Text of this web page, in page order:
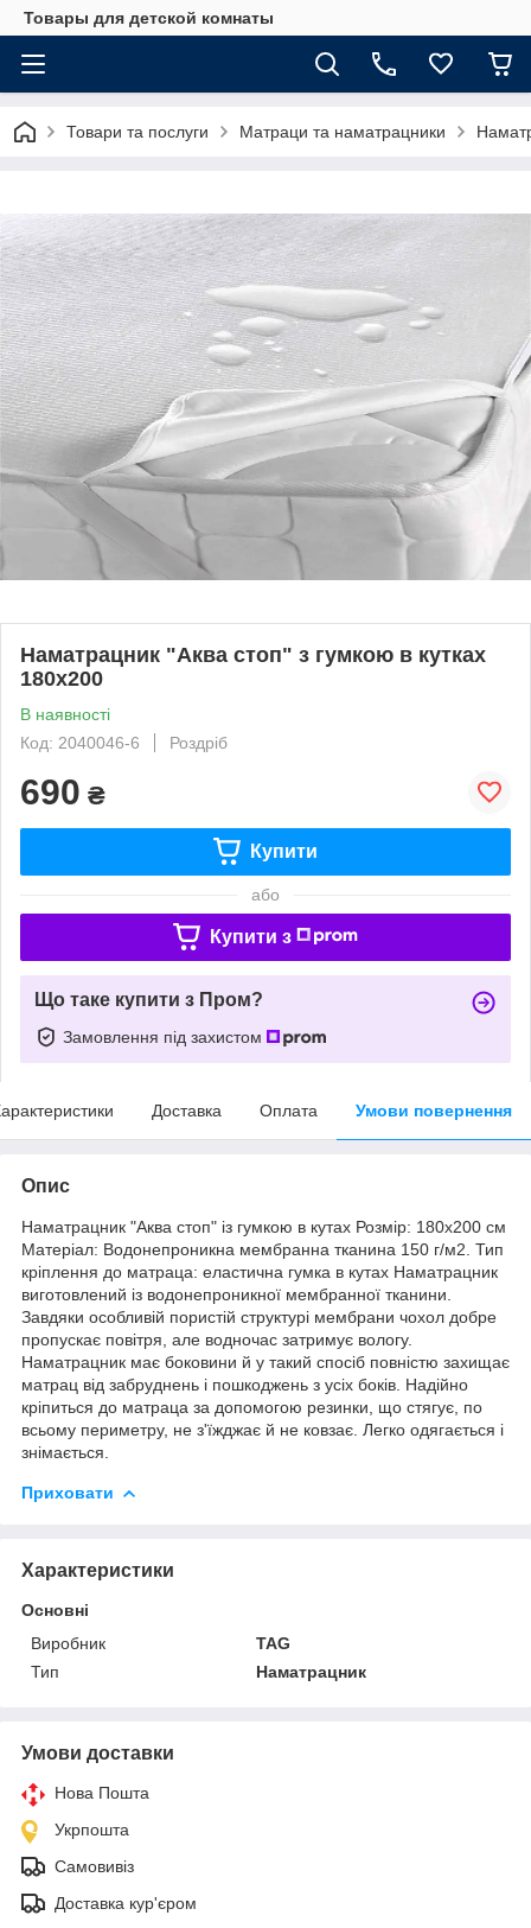
Товары для детской комнаты
Товари та послуги Матраци та наматрацники
Наматрацник "Аква стоп" з гумкою в кутках
180х200
В наявності
Код: 2040046-6
Роздріб
690 ₴
Купити
або
Купити з
Що таке купити з Пром?
Замовлення під захистом
Доставка Оплата Умови повернення
Опис
Наматрацник "Аква стоп" із гумкою в кутах Розмір: 180х200 см
Матеріал: Водонепроникна мембранна тканина 150 г/м2. Тип
кріплення до матраца: еластична гумка в кутах Наматрацник
виготовлений із водонепроникної мембранної тканини.
Завдяки особливій пористій структурі мембрани чохол добре
пропускає повітря, але водночас затримує вологу.
Наматрацник має боковини й у такий спосіб повністю захищає
матрац від забруднень і пошкоджень з усіх боків. Надійно
кріпиться до матраца за допомогою резинки, що стягує, по
всьому периметру, не з'їжджає й не ковзає. Легко одягається і
знімається.
Приховати
Характеристики
Основні
Виробник
TAG
Тип
Наматрацник
Умови доставки
Нова Пошта
Укрпошта
Самовивіз
Доставка кур'єром